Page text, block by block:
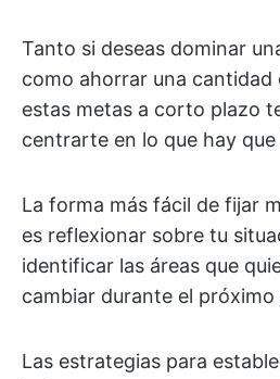
Tanto si deseas dominar
como ahorrar una
estas metas a corto plazo
centrarte en lo que hay
La forma más fácil de fijar
es reflexionar sobre tu
identificar las áreas que
cambiar durante el próximo
Las estrategias para